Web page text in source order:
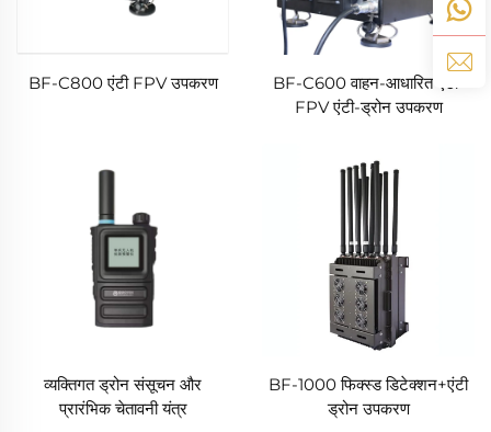
BF-C800 एंटी FPV उपकरण
BF-C600 वाहन-आधारित एंटी-
FPV एंटी-ड्रोन उपकरण
व्यक्तिगत ड्रोन संसूचन और
प्रारंभिक चेतावनी यंत्र
BF-1000 फिक्स्ड डिटेक्शन+एंटी
ड्रोन उपकरण